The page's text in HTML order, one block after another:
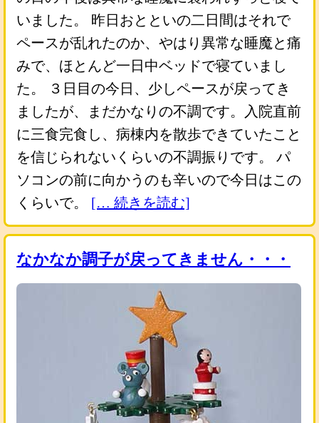
いました。 昨日おとといの二日間はそれで
ペースが乱れたのか、やはり異常な睡魔と痛
みで、ほとんど一日中ベッドで寝ていまし
た。 ３日目の今日、少しペースが戻ってき
ましたが、まだかなりの不調です。入院直前
に三食完食し、病棟内を散歩できていたこと
を信じられないくらいの不調振りです。 パ
ソコンの前に向かうのも辛いので今日はこの
くらいで。 [… 続きを読む]
なかなか調子が戻ってきません・・・